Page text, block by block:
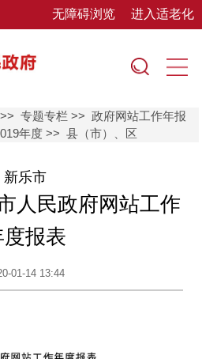
无障碍浏览 进入适老化
>>专题专栏 >>政府网站工作年报
年度 >>县（市）、区
新乐市
人民政府网站工作
度报表
01-14 13:44